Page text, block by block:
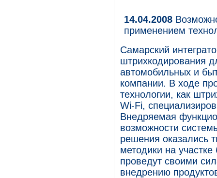
14.04.2008
применением
Самарский
штрихкодирования
автомобильных и
компании. В ходе
технологии, как
Wi-Fi,
Внедряемая
возможности
решения оказались
методики на
проведут своими
внедрению